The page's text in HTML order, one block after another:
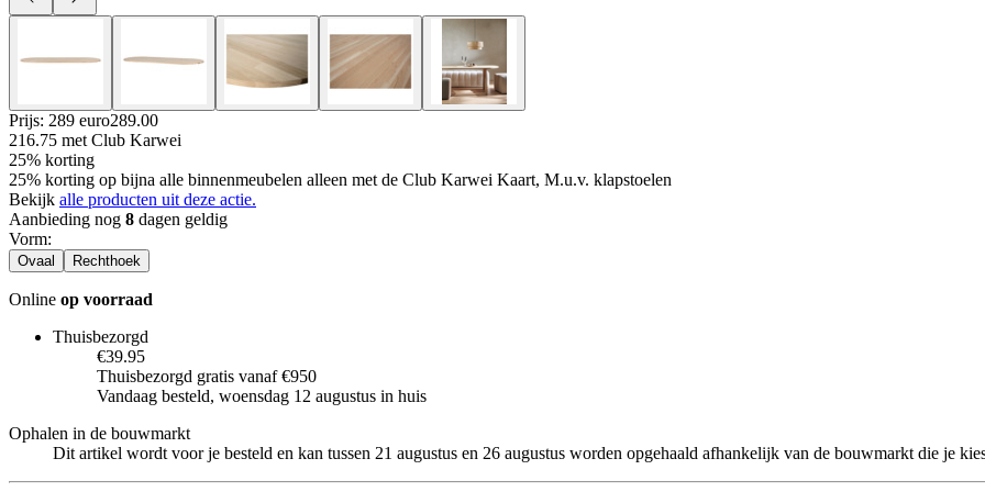
Prijs: 289 euro289.00
216.75 met Club Karwei
25% korting
25% korting op bijna alle binnenmeubelen alleen met de Club Karwei Kaart, M.u.v. klapstoelen
Bekijk alle producten uit deze actie.
Aanbieding nog 8 dagen geldig
Vorm:
Ovaal Rechthoek
Online op voorraad
Thuisbezorgd
€39.95
Thuisbezorgd gratis vanaf €950
Vandaag besteld, woensdag 12 augustus in huis
Ophalen in de bouwmarkt
Dit artikel wordt voor je besteld en kan tussen 21 augustus en 26 augustus worden opgehaald afhankelijk van de bouwmarkt die je